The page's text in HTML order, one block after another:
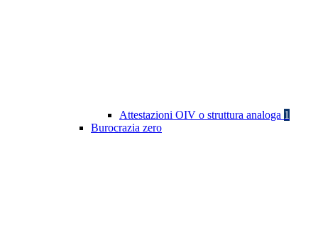
Attestazioni OIV o struttura analoga 1
Burocrazia zero